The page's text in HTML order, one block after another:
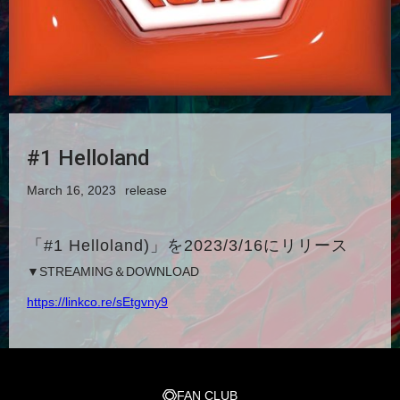
#1 Helloland
March 16, 2023 release
「#1 Helloland)」を2023/3/16にリリース
▼STREAMING＆DOWNLOAD
https://linkco.re/sEtgvny9
FAN CLUB